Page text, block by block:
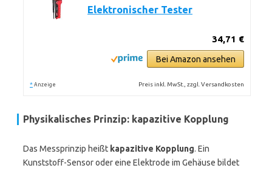
Elektronischer Tester
34,71 €
Bei Amazon ansehen
* Anzeige Preis inkl. MwSt., zzgl. Versandkosten
Physikalisches Prinzip: kapazitive Kopplung
Das Messprinzip heißt kapazitive Kopplung. Ein
Kunststoff-Sensor oder eine Elektrode im Gehäuse bildet